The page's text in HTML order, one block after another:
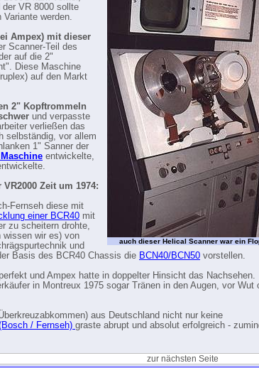
auch dieser Helical Scanner war ein
der VR 8000 sollte
werden.
Ampex) mit dieser
Scanner-Teil des
auf die 2"
Diese Maschine
auf den Markt
2" Kopftrommeln
und verpasste
verließen das
selbständig, vor allem
1" Sanner der
entwickelte,
Zeit um 1974:
Fernseh diese mit
einer BCR40 mit
zu scheitern drohte,
wissen wir es) von
und
Basis des BCR40 Chassis die BCN40/BCN50 vorstellen.
und Ampex hatte in doppelter Hinsicht das Nachsehen.
in Montreux 1975 sogar Tränen in den Augen, vor Wut
aus Deutschland nicht nur keine
/ Fernseh) graste abrupt und absolut erfolgreich -
zur nächsten Seite